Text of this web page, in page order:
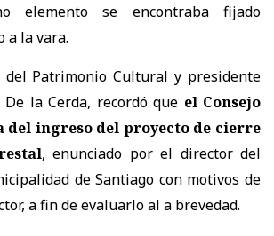
elemento se encontraba fijado
a la vara.
del Patrimonio Cultural y presidente
la Cerda, recordó que el Consejo
del ingreso del proyecto de cierre
, enunciado por el director del
de Santiago con motivos de
a fin de evaluarlo al a brevedad.